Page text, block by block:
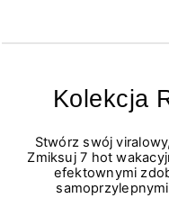
Kolekcja
Stwórz swój
Zmiksuj 7 hot
efektownymi